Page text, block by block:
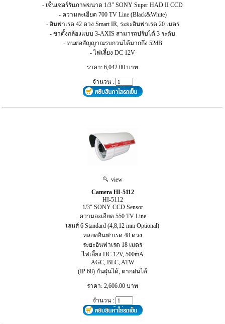
- เซ็นเซอร์รับภาพขนาด 1/3” SONY Super HAD II CCD
- ความละเอียด 700 TV Line (Black&White)
- อินฟาเรด 42 ดวง Smart IR, ระยะอินฟาเรด 20 เมตร
- ขาตั้งกล้องแบบ 3-AXIS สามารถปรับได้ 3 ระดับ
- ทนต่อสัญญาณรบกวนได้มากถึง 52dB
- ไฟเลี้ยง DC 12V
ราคา: 6,042.00 บาท
จำนวน :
view
Camera HI-5112
HI-5112
1/3" SONY CCD Sensor
ความละเอียด 550 TV Line
เลนส์ 6 Standard (4,8,12 mm Optional)
หลอดอินฟาเรด 48 ดวง
ระยะอินฟาเรด 18 เมตร
ไฟเลี้ยง DC 12V, 500mA
AGC, BLC, ATW
(IP 68) กันฝุ่นได้, ตากฝนได้
ราคา: 2,606.00 บาท
จำนวน :